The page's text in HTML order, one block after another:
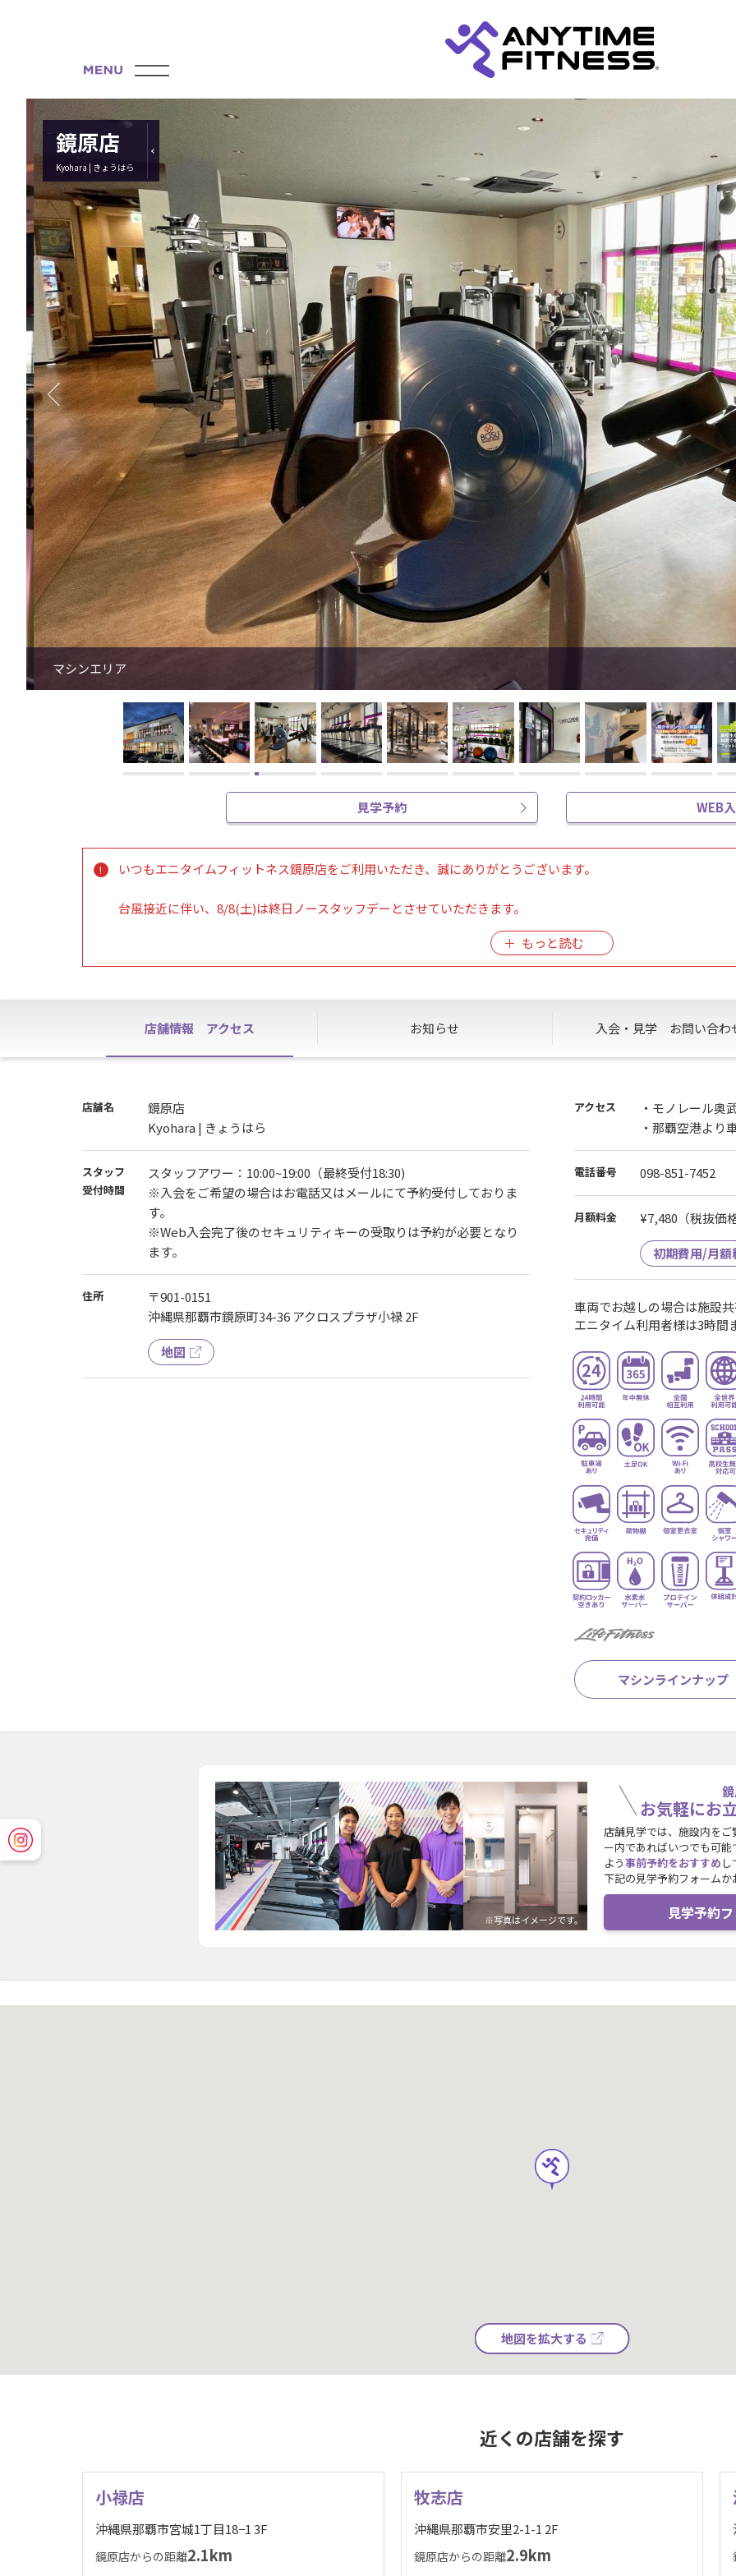
鏡原店
Kyohara | きょうはら
マシンエリア
見学予約 WEB
いつもエニタイムフィットネス鏡原店をご利用いただき、誠にありがとうございます。
台風接近に伴い、8/8(土)は終日ノースタッフデーとさせていただきます。
会員の皆様におかれましても安全を第一に行動いただきますよう、お願い致します。
※8/9(日)の営業に関しましては、順次お知らせさせていただきます。
上記日程は施設点検のため、休館とさせていただきます。
店舗情報 アクセス お知らせ 入会・見学 お問い合わ
店舗名
鏡原店
Kyohara | きょうはら
スタッフ
受付時間
スタッフアワー：10:00~19:00（最終受付18:30)
※入会をご希望の場合はお電話又はメールにて予約受付しておりま
す。
※Web入会完了後のセキュリティキーの受取りは予約が必要となり
ます。
住所
〒901-0151
沖縄県那覇市鏡原町34-36 アクロスプラザ小禄 2F
地図
アクセス
・モノレール奥
・那覇空港より
電話番号 098-851-7452
月額料金 ¥7,480 （税抜
初期費用/月
車両でお越しの場合は施設
エニタイム利用者様は3時間
マシンラインナップ
お気軽にお
※写真はイメージです。
店舗見学では、施設内を
ー内であればいつでも可
よう事前予約をおすすめ
下記の見学予約フォーム
見学予約
地図を拡大する
近くの店舗を探す
小禄店
沖縄県那覇市宮城1丁目18−1 3F
鏡原店からの距離2.1km
牧志店
沖縄県那覇市安里2-1-1 2F
鏡原店からの距離2.9km